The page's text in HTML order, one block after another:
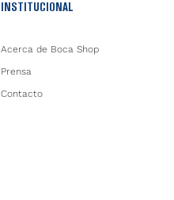
INSTITUCIONAL
Acerca de Boca Shop
Prensa
Contacto